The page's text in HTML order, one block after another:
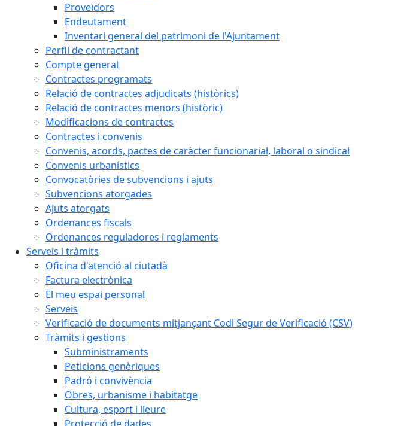
Proveïdors
Endeutament
Inventari general del patrimoni de l'Ajuntament
Perfil de contractant
Compte general
Contractes programats
Relació de contractes adjudicats (històrics)
Relació de contractes menors (històric)
Modificacions de contractes
Contractes i convenis
Convenis, acords, pactes de caràcter funcionarial, laboral o sindical
Convenis urbanístics
Convocatòries de subvencions i ajuts
Subvencions atorgades
Ajuts atorgats
Ordenances fiscals
Ordenances reguladores i reglaments
Serveis i tràmits
Oficina d'atenció al ciutadà
Factura electrònica
El meu espai personal
Serveis
Verificació de documents mitjançant Codi Segur de Verificació (CSV)
Tràmits i gestions
Subministraments
Peticions genèriques
Padró i convivència
Obres, urbanisme i habitatge
Cultura, esport i lleure